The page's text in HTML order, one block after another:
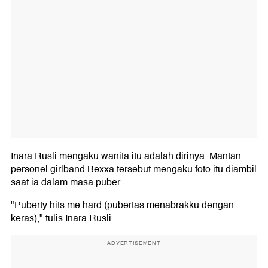
Inara Rusli mengaku wanita itu adalah dirinya. Mantan
personel girlband Bexxa tersebut mengaku foto itu diambil
saat ia dalam masa puber.
"Puberty hits me hard (pubertas menabrakku dengan
keras)," tulis Inara Rusli.
ADVERTISEMENT